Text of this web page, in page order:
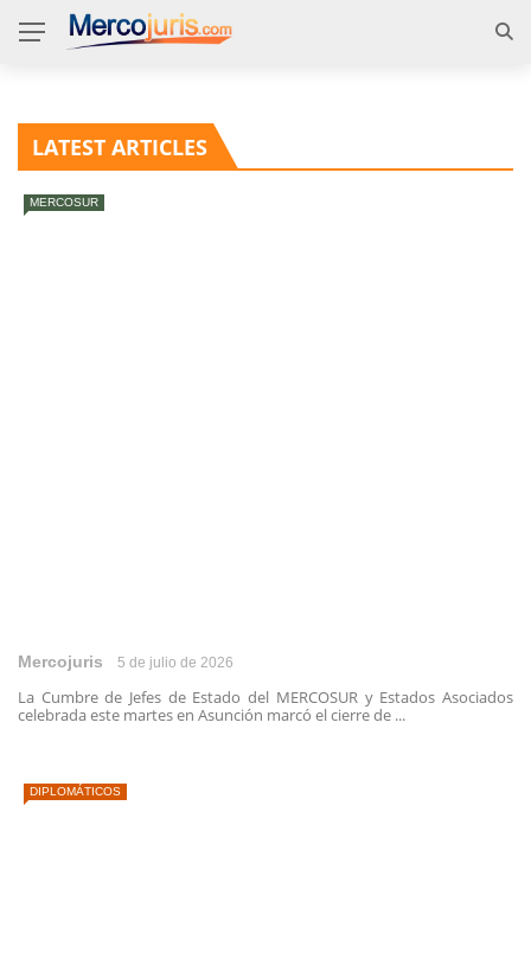
LATEST ARTICLES
MERCOSUR
Mercojuris 5 de julio de 2026
La Cumbre de Jefes de Estado del MERCOSUR y Estados Asociados
celebrada este martes en Asunción marcó el cierre de ...
DIPLOMÁTICOS